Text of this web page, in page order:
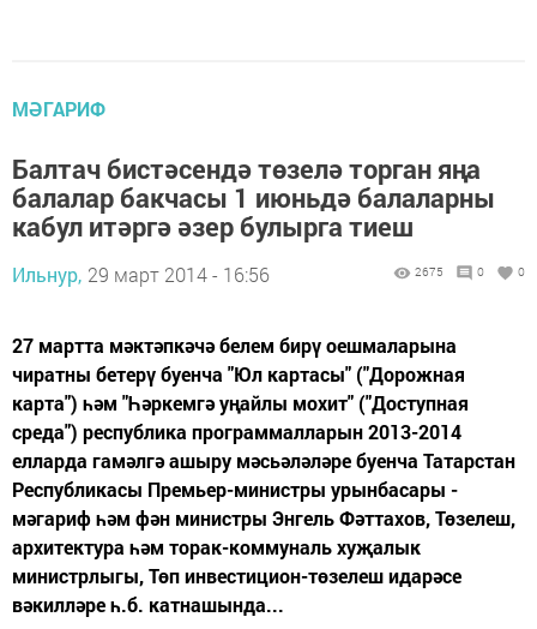
МӘГАРИФ
Балтач бистәсендә төзелә торган яңа
балалар бакчасы 1 июньдә балаларны
кабул итәргә әзер булырга тиеш
Ильнур, 29 март 2014 - 16:56 2675 0 0
27 мартта мәктәпкәчә белем бирү оешмаларына
чиратны бетерү буенча "Юл картасы" ("Дорожная
карта") һәм "Һәркемгә уңайлы мохит" ("Доступная
среда") республика программалларын 2013-2014
елларда гамәлгә ашыру мәсьәләләре буенча Татарстан
Республикасы Премьер-министры урынбасары -
мәгариф һәм фән министры Энгель Фәттахов, Төзелеш,
архитектура һәм торак-коммуналь хуҗалык
министрлыгы, Төп инвестицион-төзелеш идарәсе
вәкилләре һ.б. катнашында...